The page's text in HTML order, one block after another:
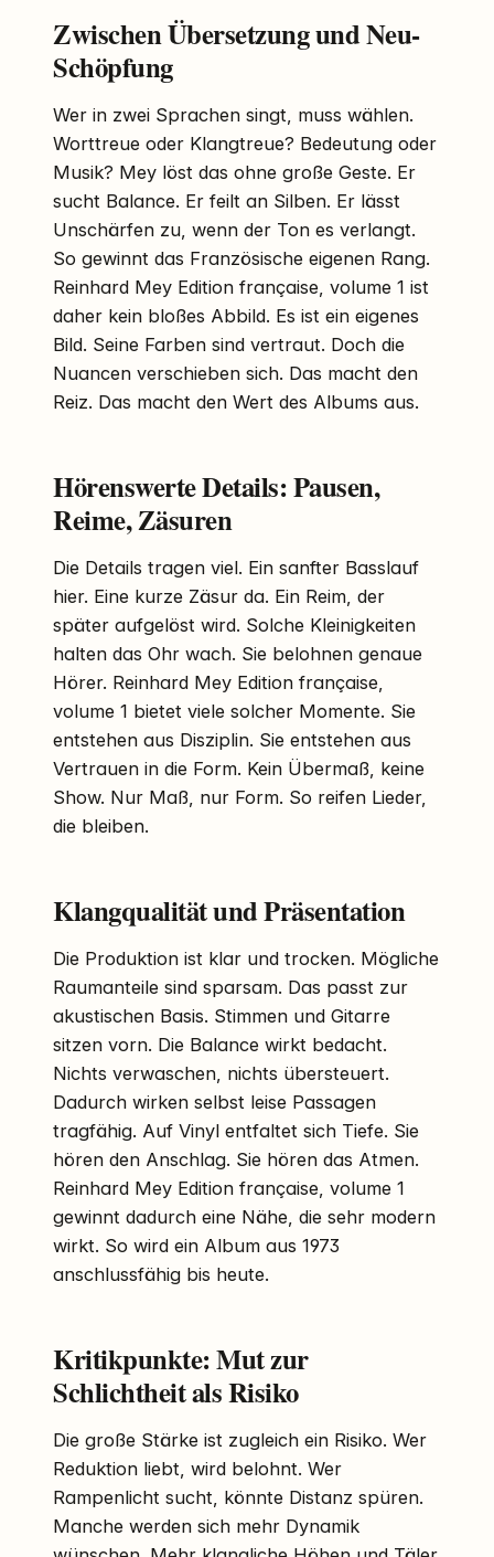
Zwischen Übersetzung und Neu-
Schöpfung
Wer in zwei Sprachen singt, muss wählen.
Worttreue oder Klangtreue? Bedeutung oder
Musik? Mey löst das ohne große Geste. Er
sucht Balance. Er feilt an Silben. Er lässt
Unschärfen zu, wenn der Ton es verlangt.
So gewinnt das Französische eigenen Rang.
Reinhard Mey Edition française, volume 1 ist
daher kein bloßes Abbild. Es ist ein eigenes
Bild. Seine Farben sind vertraut. Doch die
Nuancen verschieben sich. Das macht den
Reiz. Das macht den Wert des Albums aus.
Hörenswerte Details: Pausen,
Reime, Zäsuren
Die Details tragen viel. Ein sanfter Basslauf
hier. Eine kurze Zäsur da. Ein Reim, der
später aufgelöst wird. Solche Kleinigkeiten
halten das Ohr wach. Sie belohnen genaue
Hörer. Reinhard Mey Edition française,
volume 1 bietet viele solcher Momente. Sie
entstehen aus Disziplin. Sie entstehen aus
Vertrauen in die Form. Kein Übermaß, keine
Show. Nur Maß, nur Form. So reifen Lieder,
die bleiben.
Klangqualität und Präsentation
Die Produktion ist klar und trocken. Mögliche
Raumanteile sind sparsam. Das passt zur
akustischen Basis. Stimmen und Gitarre
sitzen vorn. Die Balance wirkt bedacht.
Nichts verwaschen, nichts übersteuert.
Dadurch wirken selbst leise Passagen
tragfähig. Auf Vinyl entfaltet sich Tiefe. Sie
hören den Anschlag. Sie hören das Atmen.
Reinhard Mey Edition française, volume 1
gewinnt dadurch eine Nähe, die sehr modern
wirkt. So wird ein Album aus 1973
anschlussfähig bis heute.
Kritikpunkte: Mut zur
Schlichtheit als Risiko
Die große Stärke ist zugleich ein Risiko. Wer
Reduktion liebt, wird belohnt. Wer
Rampenlicht sucht, könnte Distanz spüren.
Manche werden sich mehr Dynamik